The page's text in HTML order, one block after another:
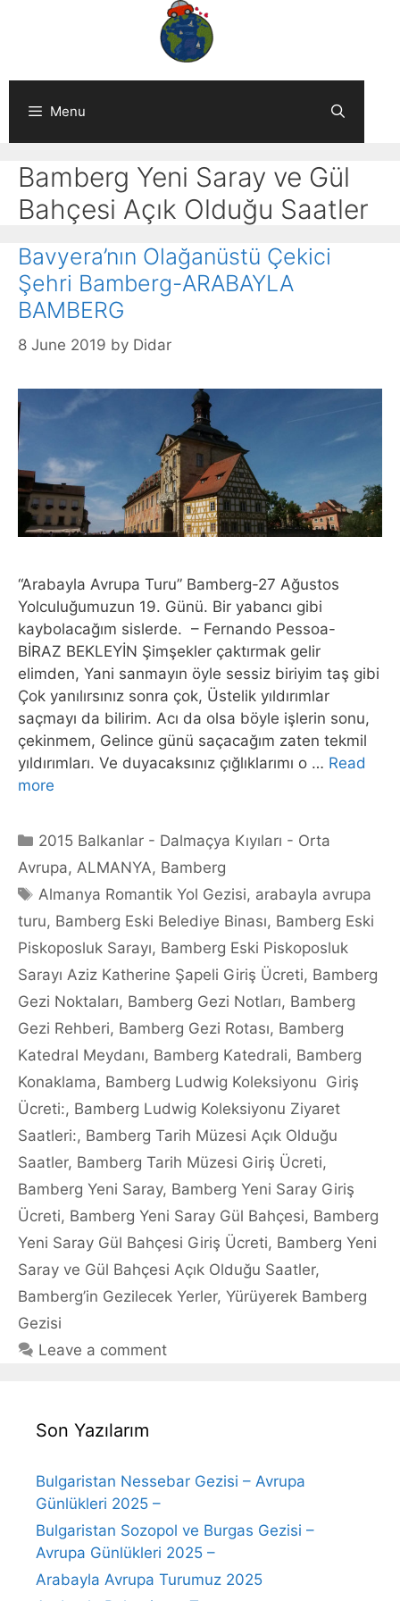
Menu
Bamberg Yeni Saray ve Gül
Bahçesi Açık Olduğu Saatler
Bavyera’nın Olağanüstü Çekici
Şehri Bamberg-ARABAYLA
BAMBERG
8 June 2019 by Didar
“Arabayla Avrupa Turu” Bamberg-27 Ağustos
Yolculuğumuzun 19. Günü. Bir yabancı gibi
kaybolacağım sislerde. – Fernando Pessoa-
BİRAZ BEKLEYİN Şimşekler çaktırmak gelir
elimden, Yani sanmayın öyle sessiz biriyim taş gibi
Çok yanılırsınız sonra çok, Üstelik yıldırımlar
saçmayı da bilirim. Acı da olsa böyle işlerin sonu,
çekinmem, Gelince günü saçacağım zaten tekmil
yıldırımları. Ve duyacaksınız çığlıklarımı o … Read
more
Categories
2015 Balkanlar - Dalmaçya Kıyıları - Orta
Avrupa, ALMANYA, Bamberg
Tags
Almanya Romantik Yol Gezisi, arabayla avrupa
turu, Bamberg Eski Belediye Binası, Bamberg Eski
Piskoposluk Sarayı, Bamberg Eski Piskoposluk
Sarayı Aziz Katherine Şapeli Giriş Ücreti, Bamberg
Gezi Noktaları, Bamberg Gezi Notları, Bamberg
Gezi Rehberi, Bamberg Gezi Rotası, Bamberg
Katedral Meydanı, Bamberg Katedrali, Bamberg
Konaklama, Bamberg Ludwig Koleksiyonu Giriş
Ücreti:, Bamberg Ludwig Koleksiyonu Ziyaret
Saatleri:, Bamberg Tarih Müzesi Açık Olduğu
Saatler, Bamberg Tarih Müzesi Giriş Ücreti,
Bamberg Yeni Saray, Bamberg Yeni Saray Giriş
Ücreti, Bamberg Yeni Saray Gül Bahçesi, Bamberg
Yeni Saray Gül Bahçesi Giriş Ücreti, Bamberg Yeni
Saray ve Gül Bahçesi Açık Olduğu Saatler,
Bamberg’in Gezilecek Yerler, Yürüyerek Bamberg
Gezisi
Leave a comment
Son Yazılarım
Bulgaristan Nessebar Gezisi – Avrupa
Günlükleri 2025 –
Bulgaristan Sozopol ve Burgas Gezisi –
Avrupa Günlükleri 2025 –
Arabayla Avrupa Turumuz 2025